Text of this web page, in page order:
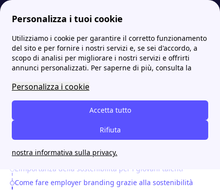
Personalizza i tuoi cookie
Utilizziamo i cookie per garantire il corretto funzionamento
del sito e per fornire i nostri servizi e, se sei d'accordo, a
scopo di analisi per migliorare i nostri servizi e offrirti
annunci personalizzati. Per saperne di più, consulta la
Personalizza i cookie
Accetta tutto
Rifiuta
nostra informativa sulla privacy.
Energia-Luce.it Gen Z alla ricerca di sostenibilità sul posto di lavoro: l’ecologia è l’arma in più per attrarre giovani talenti
Gen Z alla ricerca di
sostenibilità sul posto di
lavoro: l’ecologia è l’arma
in più per attrarre giovani
talenti
Table of Contents
L’importanza della sostenibilità per i giovani talenti
Come fare employer branding grazie alla sostenibilità